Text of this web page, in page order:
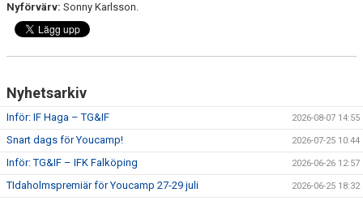
Nyförvärv: Sonny Karlsson.
Nyhetsarkiv
Inför: IF Haga – TG&IF 2026-08-07 14:55
Snart dags för Youcamp! 2026-07-25 10:44
Inför: TG&IF – IFK Falköping 2026-06-26 12:57
TIdaholmspremiär för Youcamp 27-29 juli 2026-06-25 18:32